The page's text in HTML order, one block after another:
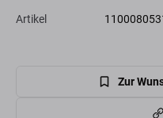
Artikel
Zur